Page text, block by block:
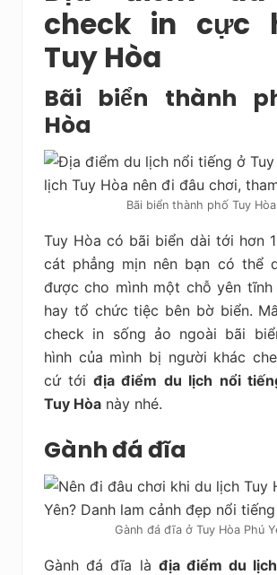
check in cực
Tuy Hòa
Bãi biển thành
Hòa
Bãi biển thành phố Tuy Hòa
Tuy Hòa có bãi biển dài tới hơn
cát phẳng mịn nên bạn có thể
được cho mình một chỗ yên
hay tổ chức tiệc bên bờ biển.
check in sống ảo ngoài bãi
hình của mình bị người khác
cứ tới địa điểm du lịch nổi
Tuy Hòa này nhé.
Gành đá đĩa
Gành đá đĩa ở Tuy Hòa Phú
Gành đá đĩa là địa điểm du